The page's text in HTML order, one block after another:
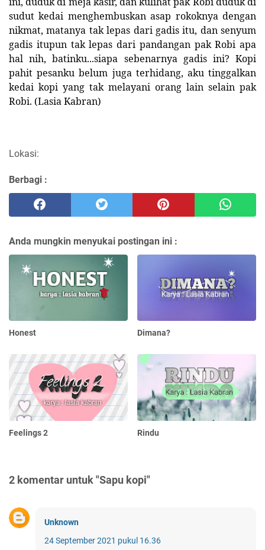
sudut kedai menghembuskan asap rokoknya dengan
nikmat, matanya tak lepas dari gadis itu, dan senyum
gadis itupun tak lepas dari pandangan pak Robi apa
hal nih, batinku...siapa sebenarnya gadis ini? Kopi
pahit pesanku belum juga terhidang, aku tinggalkan
kedai kopi yang tak melayani orang lain selain pak
Robi. (Lasia Kabran)
Lokasi:
Berbagi :
Anda mungkin menyukai postingan ini :
Honest Dimana?
Feelings 2 Rindu
2 komentar untuk "Sapu kopi"
Unknown
24 September 2021 pukul 16.36